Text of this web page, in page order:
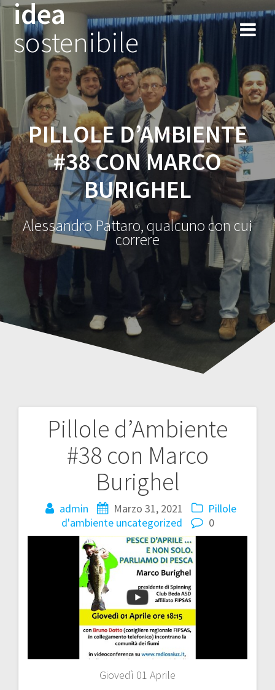
al
contenuto
idea
sostenibile
PILLOLE D’AMBIENTE
#38 CON MARCO
BURIGHEL
Alessandro Pattaro, qualcuno con cui
correre
Pillole d’Ambiente
#38 con Marco
Burighel
admin Marzo 31, 2021
Pillole
d'ambiente uncategorized 0
Giovedì 01 Aprile
Navigazione
articoli